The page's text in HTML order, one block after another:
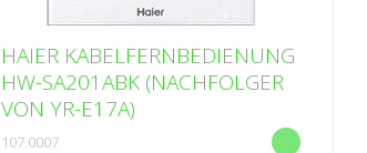
HAIER KABELFERNBEDIENUNG
HW-SA201ABK (NACHFOLGER
VON YR-E17A)
107.0007